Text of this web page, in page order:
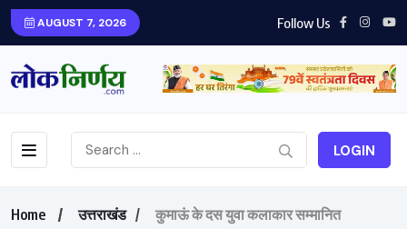
AUGUST 7, 2026 Follow Us
LOGIN
Home उत्तराखंड कुमाऊं के दस युवा कलाकार सम्मानित